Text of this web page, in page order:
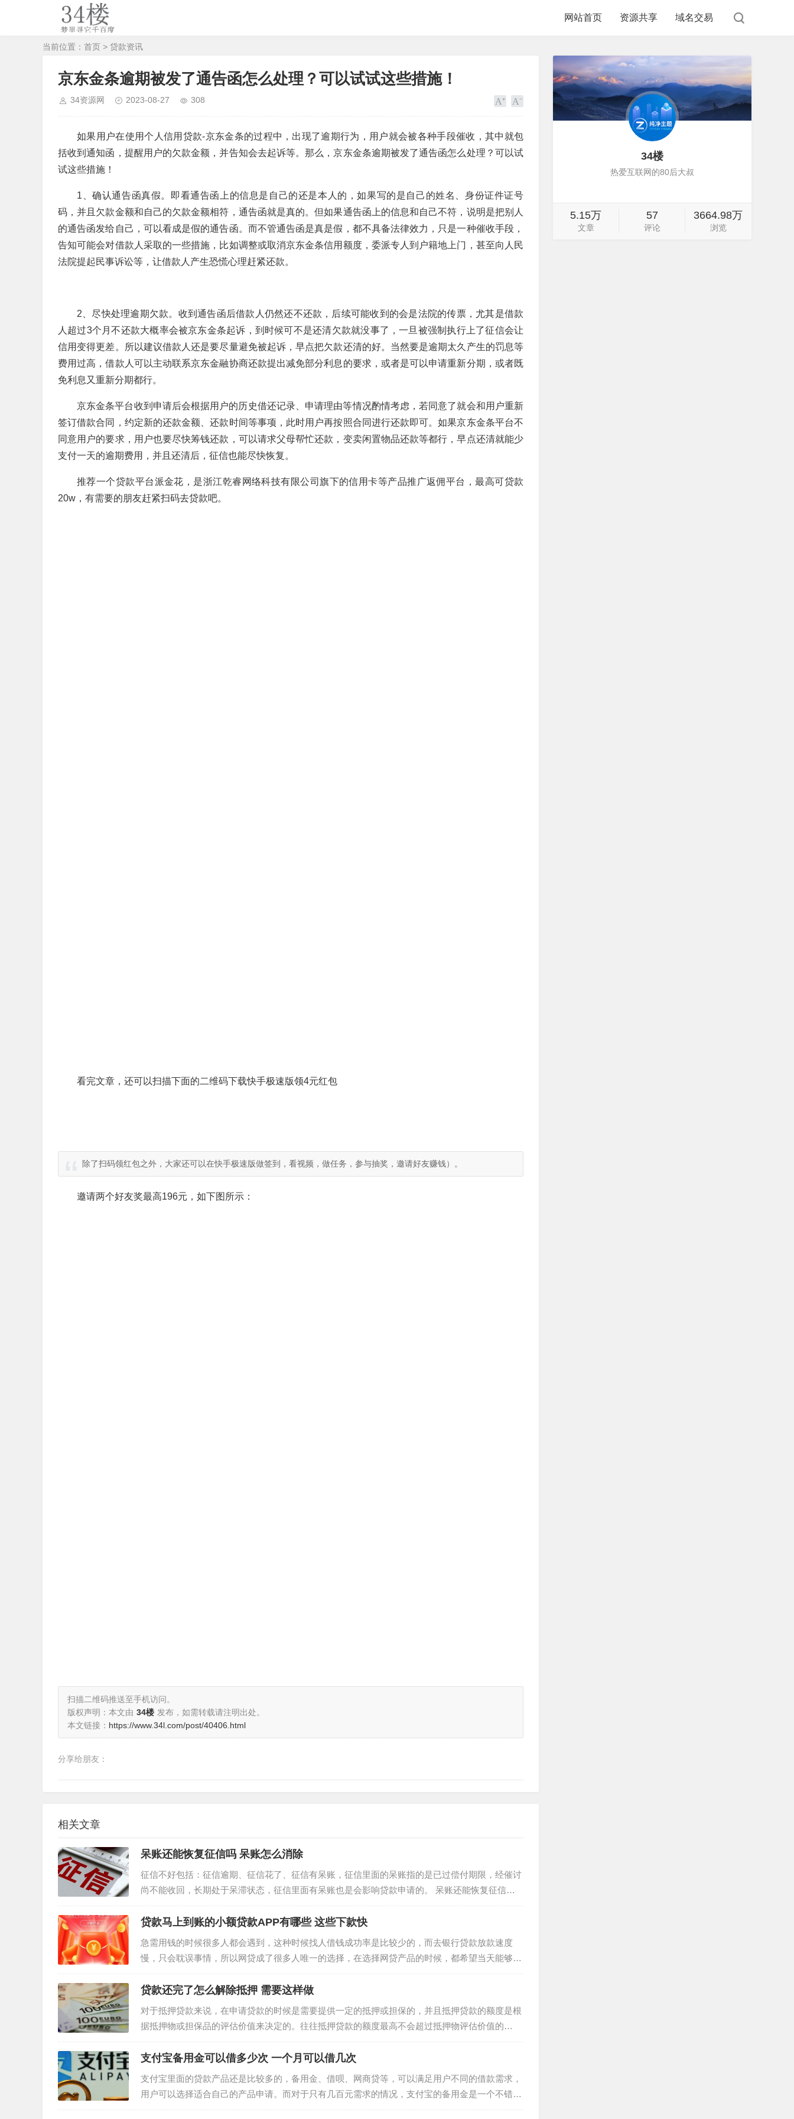
网站首页 资源共享 域名交易
当前位置： 首页 > 贷款资讯
京东金条逾期被发了通告函怎么处理？可以试试这些措施！
34资源网 2023-08-27 308
如果用户在使用个人信用贷款-京东金条的过程中，出现了逾期行为，用户就会被各种手段催收，其中就包
括收到通知函，提醒用户的欠款金额，并告知会去起诉等。那么，京东金条逾期被发了通告函怎么处理？可以试
试这些措施！
1、确认通告函真假。即看通告函上的信息是自己的还是本人的，如果写的是自己的姓名、身份证件证号
码，并且欠款金额和自己的欠款金额相符，通告函就是真的。但如果通告函上的信息和自己不符，说明是把别人
的通告函发给自己，可以看成是假的通告函。而不管通告函是真是假，都不具备法律效力，只是一种催收手段，
告知可能会对借款人采取的一些措施，比如调整或取消京东金条信用额度，委派专人到户籍地上门，甚至向人民
法院提起民事诉讼等，让借款人产生恐慌心理赶紧还款。
2、尽快处理逾期欠款。收到通告函后借款人仍然还不还款，后续可能收到的会是法院的传票，尤其是借款
人超过3个月不还款大概率会被京东金条起诉，到时候可不是还清欠款就没事了，一旦被强制执行上了征信会让
信用变得更差。所以建议借款人还是要尽量避免被起诉，早点把欠款还清的好。当然要是逾期太久产生的罚息等
费用过高，借款人可以主动联系京东金融协商还款提出减免部分利息的要求，或者是可以申请重新分期，或者既
免利息又重新分期都行。
京东金条平台收到申请后会根据用户的历史借还记录、申请理由等情况酌情考虑，若同意了就会和用户重新
签订借款合同，约定新的还款金额、还款时间等事项，此时用户再按照合同进行还款即可。如果京东金条平台不
同意用户的要求，用户也要尽快筹钱还款，可以请求父母帮忙还款，变卖闲置物品还款等都行，早点还清就能少
支付一天的逾期费用，并且还清后，征信也能尽快恢复。
推荐一个贷款平台派金花，是浙江乾睿网络科技有限公司旗下的信用卡等产品推广返佣平台，最高可贷款
20w，有需要的朋友赶紧扫码去贷款吧。
看完文章，还可以扫描下面的二维码下载快手极速版领4元红包
除了扫码领红包之外，大家还可以在快手极速版做签到，看视频，做任务，参与抽奖，邀请好友赚钱）。
邀请两个好友奖最高196元，如下图所示：
扫描二维码推送至手机访问。
版权声明：本文由 34楼 发布，如需转载请注明出处。
本文链接： https://www.34l.com/post/40406.html
分享给朋友：
相关文章
呆账还能恢复征信吗 呆账怎么消除
征信不好包括：征信逾期、征信花了、征信有呆账，征信里面的呆账指的是已过偿付期限，经催讨
尚不能收回，长期处于呆滞状态，征信里面有呆账也是会影响贷款申请的。 呆账还能恢复征信吗?
征信里面有呆账是可以恢复的，但是需要先把逾期的资…
贷款马上到账的小额贷款APP有哪些 这些下款快
急需用钱的时候很多人都会遇到，这种时候找人借钱成功率是比较少的，而去银行贷款放款速度
慢，只会耽误事情，所以网贷成了很多人唯一的选择，在选择网贷产品的时候，都希望当天能够拿
到资金。 贷款马上到账的小额贷款APP有哪些？ 乐享借…
贷款还完了怎么解除抵押 需要这样做
对于抵押贷款来说，在申请贷款的时候是需要提供一定的抵押或担保的，并且抵押贷款的额度是根
据抵押物或担保品的评估价值来决定的。往往抵押贷款的额度最高不会超过抵押物评估价值的
90%，在众多的抵押贷款中，房屋抵押贷款的贷款率是最高的。比如房屋抵押贷…
支付宝备用金可以借多少次 一个月可以借几次
支付宝里面的贷款产品还是比较多的，备用金、借呗、网商贷等，可以满足用户不同的借款需求，
用户可以选择适合自己的产品申请。而对于只有几百元需求的情况，支付宝的备用金是一个不错的
救急工具。那么，支付宝备用金可以借多少次?一个月有限制吗?…
34楼
热爱互联网的80后大叔
5.15万
文章
57
评论
3664.98万
浏览